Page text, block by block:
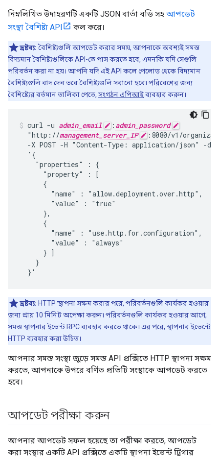
নিম্নলিখিত উদাহরণটি একটি JSON বার্তা বডি সহ আপডেট
সংস্থা বৈশিষ্ট্য API
কল করে।
দ্রষ্টব্য: বৈশিষ্ট্যগুলি আপডেট করার সময়, আপনাকে অবশ্যই সমস্ত
বিদ্যমান বৈশিষ্ট্যগুলিকে API-তে পাস করতে হবে, এমনকি যদি সেগুলি
পরিবর্তন করা না হয়। আপনি যদি এই API কলে পেলোড থেকে বিদ্যমান
বৈশিষ্ট্যগুলি বাদ দেন তবে বৈশিষ্ট্যগুলি সরানো হবে৷ পরিবেশের জন্য
বৈশিষ্ট্যের বর্তমান তালিকা পেতে, সংগঠন এপিআইব্যবহার করুন।
curl -u admin_email : admin_password
  "http://
management_server_IP
:8080/v1/
  -X POST -H "Content-Type: application/json" -d
  '{
    "properties" : {
      "property" : [
      {
        "name" : "allow.deployment.over.http",
        "value" : "true"
      },
      {
        "name" : "use.http.for.configuration",
        "value" : "always"
      } ]
    }
  }'
দ্রষ্টব্য: HTTP স্থাপনা সক্ষম করার পরে, পরিবর্তনগুলি কার্যকর হওয়ার
জন্য প্রায় 10 মিনিট অপেক্ষা করুন৷ পরিবর্তনগুলি কার্যকর হওয়ার আগে,
সমস্ত স্থাপনার ইভেন্ট RPC ব্যবহার করতে থাকে। এর পরে, স্থাপনার ইভেন্টে
HTTP ব্যবহার করা উচিত।
আপনার সমস্ত সংস্থা জুড়ে সমস্ত API প্রক্সিতে HTTP স্থাপনা সক্ষম
করতে, আপনাকে উপরে বর্ণিত প্রতিটি সংস্থাকে আপডেট করতে
হবে।
আপডেট পরীক্ষা করুন
আপনার আপডেট সফল হয়েছে তা পরীক্ষা করতে, আপডেট
করা সংস্থার একটি API প্রক্সিতে একটি স্থাপনা ইভেন্ট ট্রিগার